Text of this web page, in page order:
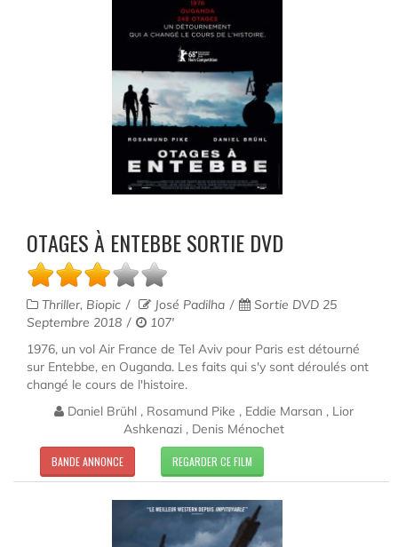
OTAGES À ENTEBBE SORTIE DVD
Thriller, Biopic José Padilha
Sortie DVD 25
Septembre 2018
107'
1976, un vol Air France de Tel Aviv pour Paris est détourné
sur Entebbe, en Ouganda. Les faits qui s'y sont déroulés ont
changé le cours de l'histoire.
Daniel Brühl , Rosamund Pike , Eddie Marsan , Lior
Ashkenazi , Denis Ménochet
BANDE ANNONCE REGARDER CE FILM